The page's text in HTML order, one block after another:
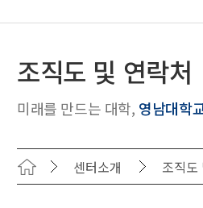
찾
조직도 및 연락처
미래를 만드는 대학, 영남대학
센터소개 조직도